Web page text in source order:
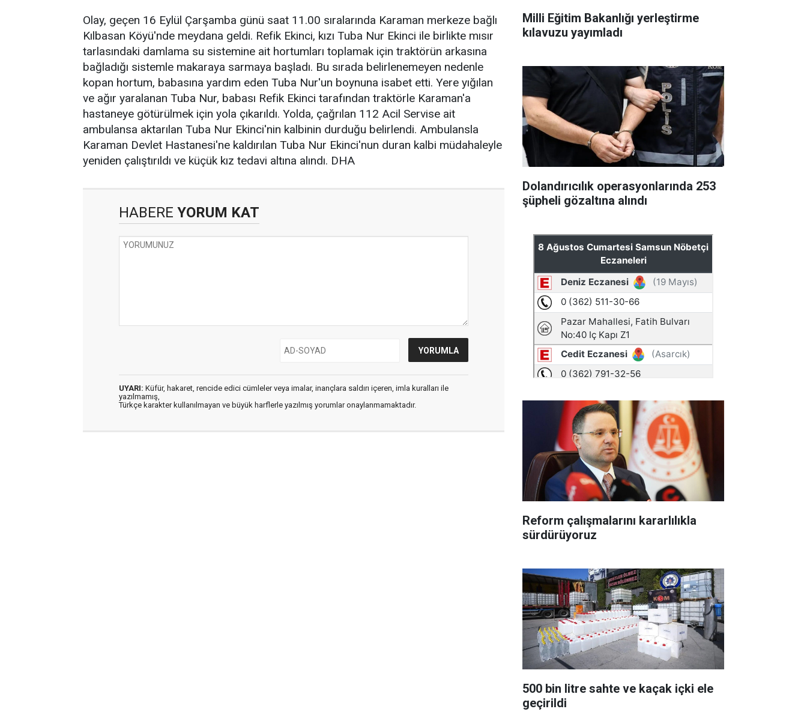
Olay, geçen 16 Eylül Çarşamba günü saat 11.00 sıralarında Karaman merkeze bağlı
Kılbasan Köyü'nde meydana geldi. Refik Ekinci, kızı Tuba Nur Ekinci ile birlikte mısır
tarlasındaki damlama su sistemine ait hortumları toplamak için traktörün arkasına
bağladığı sistemle makaraya sarmaya başladı. Bu sırada belirlenemeyen nedenle
kopan hortum, babasına yardım eden Tuba Nur'un boynuna isabet etti. Yere yığılan
ve ağır yaralanan Tuba Nur, babası Refik Ekinci tarafından traktörle Karaman'a
hastaneye götürülmek için yola çıkarıldı. Yolda, çağrılan 112 Acil Servise ait
ambulansa aktarılan Tuba Nur Ekinci'nin kalbinin durduğu belirlendi. Ambulansla
Karaman Devlet Hastanesi'ne kaldırılan Tuba Nur Ekinci'nun duran kalbi müdahaleyle
yeniden çalıştırıldı ve küçük kız tedavi altına alındı. DHA
HABERE YORUM KAT
UYARI: Küfür, hakaret, rencide edici cümleler veya imalar, inançlara saldırı içeren, imla kuralları ile
yazılmamış,
Türkçe karakter kullanılmayan ve büyük harflerle yazılmış yorumlar onaylanmamaktadır.
Milli Eğitim Bakanlığı yerleştirme
kılavuzu yayımladı
Dolandırıcılık operasyonlarında 253
şüpheli gözaltına alındı
Reform çalışmalarını kararlılıkla
sürdürüyoruz
500 bin litre sahte ve kaçak içki ele
geçirildi